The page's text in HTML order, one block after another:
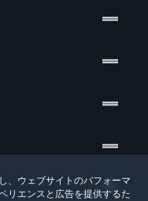
、ウェブサイトのパフォーマ
リエンスと広告を提供するた